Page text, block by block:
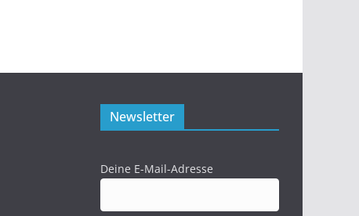
Newsletter
Deine E-Mail-Adresse